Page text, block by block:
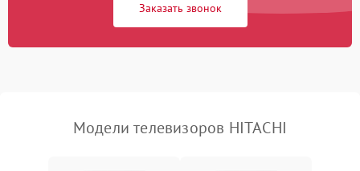
Заказать звонок
Модели телевизоров HITACHI